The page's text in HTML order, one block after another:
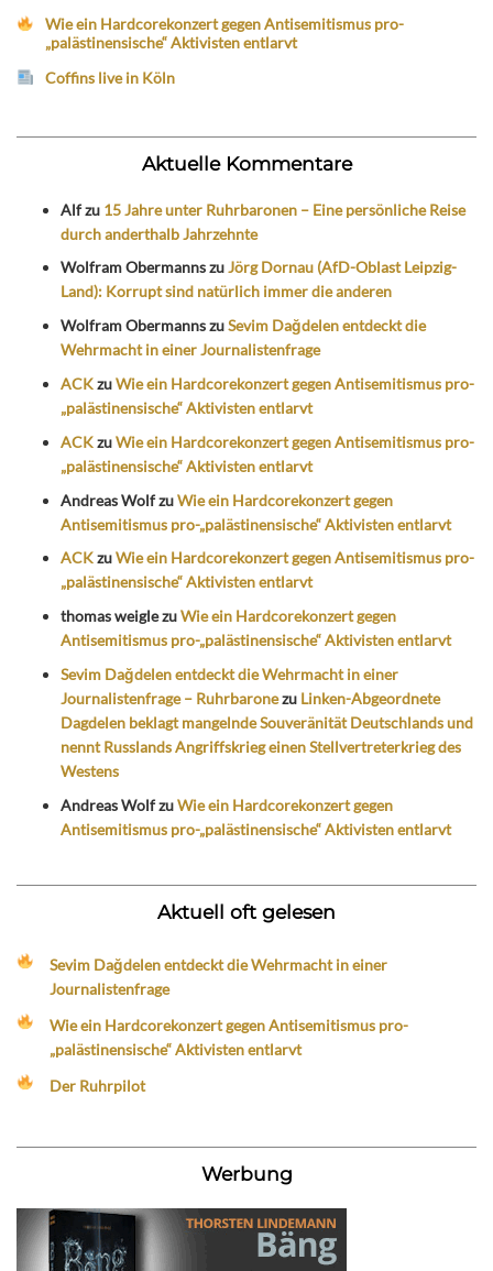
Wie ein Hardcorekonzert gegen Antisemitismus pro-
„palästinensische“ Aktivisten entlarvt
Coffins live in Köln
Aktuelle Kommentare
Alfzu 15 Jahre unter Ruhrbaronen – Eine persönliche Reise
durch anderthalb Jahrzehnte
Wolfram ObermannszuJörg Dornau (AfD-Oblast Leipzig-
Land): Korrupt sind natürlich immer die anderen
Wolfram ObermannszuSevim Dağdelen entdeckt die
Wehrmacht in einer Journalistenfrage
ACKzuWie ein Hardcorekonzert gegen Antisemitismus pro-
„palästinensische“ Aktivisten entlarvt
ACKzuWie ein Hardcorekonzert gegen Antisemitismus pro-
„palästinensische“ Aktivisten entlarvt
Andreas WolfzuWie ein Hardcorekonzert gegen
Antisemitismus pro-„palästinensische“ Aktivisten entlarvt
ACKzuWie ein Hardcorekonzert gegen Antisemitismus pro-
„palästinensische“ Aktivisten entlarvt
thomas weiglezuWie ein Hardcorekonzert gegen
Antisemitismus pro-„palästinensische“ Aktivisten entlarvt
Sevim Dağdelen entdeckt die Wehrmacht in einer
Journalistenfrage – Ruhrbaronezu Linken-Abgeordnete
Dagdelen beklagt mangelnde Souveränität Deutschlands und
nennt Russlands Angriffskrieg einen Stellvertreterkrieg des
Westens
Andreas WolfzuWie ein Hardcorekonzert gegen
Antisemitismus pro-„palästinensische“ Aktivisten entlarvt
Aktuell oft gelesen
Sevim Dağdelen entdeckt die Wehrmacht in einer
Journalistenfrage
Wie ein Hardcorekonzert gegen Antisemitismus pro-
„palästinensische“ Aktivisten entlarvt
Der Ruhrpilot
Werbung